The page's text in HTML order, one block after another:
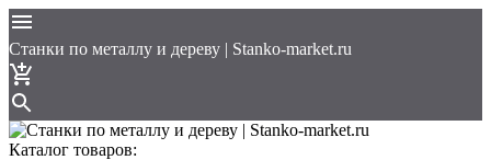
Cтанки по металлу и дереву | Stanko-market.ru
Каталог товаров: